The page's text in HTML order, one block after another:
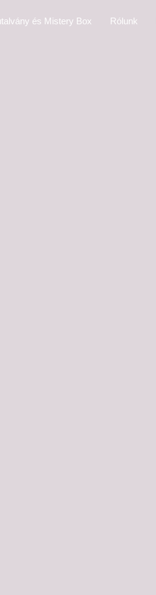
és Mistery Box Rólunk